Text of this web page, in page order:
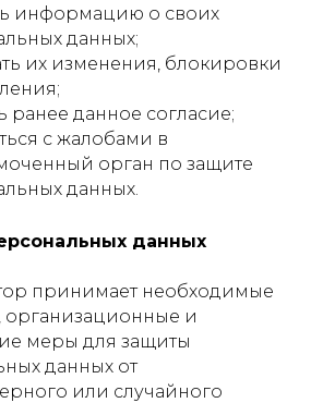
информацию о своих
данных;
их изменения, блокировки
ранее данное согласие;
с жалобами в
орган по защите
данных.
данных
принимает необходимые
организационные и
меры для защиты
данных от
или случайного